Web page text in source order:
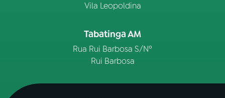
Vila Leopoldina
Tabatinga AM
Rua Rui Barbosa S/Nº
Rui Barbosa